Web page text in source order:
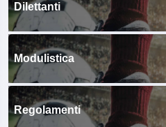
Dilettanti
Modulistica
Regolamenti